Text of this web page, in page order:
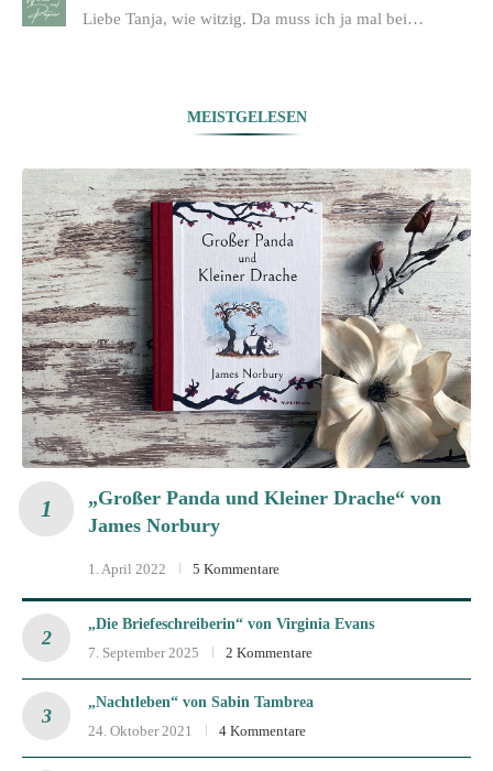
Liebe Tanja, wie witzig. Da muss ich ja mal bei…
MEISTGELESEN
„Großer Panda und Kleiner Drache“ von
James Norbury
1. April 2022 5 Kommentare
„Die Briefeschreiberin“ von Virginia Evans
7. September 2025
2 Kommentare
„Nachtleben“ von Sabin Tambrea
24. Oktober 2021
4 Kommentare